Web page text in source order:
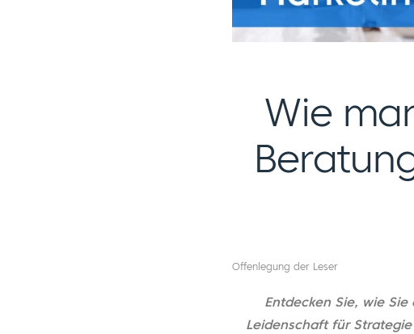
Wie
Offenlegung der Leser
Entdecken Sie, wie
Leidenschaft für